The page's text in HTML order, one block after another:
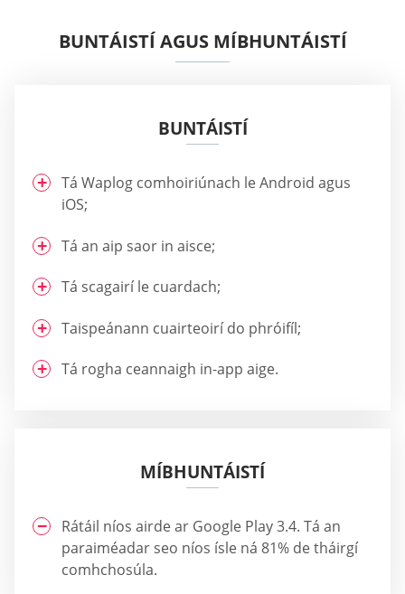
BUNTÁISTÍ AGUS MÍBHUNTÁISTÍ
BUNTÁISTÍ
Tá Waplog comhoiriúnach le Android agus
iOS;
Tá an aip saor in aisce;
Tá scagairí le cuardach;
Taispeánann cuairteoirí do phróifíl;
Tá rogha ceannaigh in-app aige.
MÍBHUNTÁISTÍ
Rátáil níos airde ar Google Play 3.4. Tá an
paraiméadar seo níos ísle ná 81% de tháirgí
comhchosúla.